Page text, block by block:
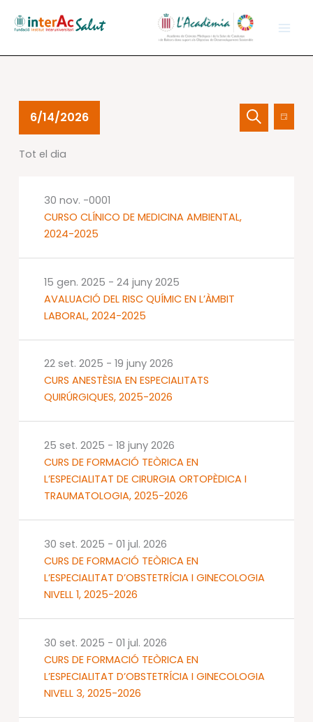
Esdeveniments
juny
Navegació
visualCercade
Dia
6/14/2026
una
Tot el dia
CURSO CLÍNICO DE MEDICINA AMBIENTAL,
2024-2025
30 nov. -0001
AVALUACIÓ DEL RISC QUÍMIC EN L’ÀMBIT
LABORAL, 2024-2025
15 gen. 2025 - 24 juny 2025
CURS ANESTÈSIA EN ESPECIALITATS
QUIRÚRGIQUES, 2025-2026
22 set. 2025 - 19 juny 2026
CURS DE FORMACIÓ TEÒRICA EN
L’ESPECIALITAT DE CIRURGIA ORTOPÈDICA I
TRAUMATOLOGIA, 2025-2026
25 set. 2025 - 18 juny 2026
CURS DE FORMACIÓ TEÒRICA EN
L’ESPECIALITAT D’OBSTETRÍCIA I GINECOLOGIA
NIVELL 1, 2025-2026
30 set. 2025 - 01 jul. 2026
CURS DE FORMACIÓ TEÒRICA EN
L’ESPECIALITAT D’OBSTETRÍCIA I GINECOLOGIA
NIVELL 3, 2025-2026
30 set. 2025 - 01 jul. 2026